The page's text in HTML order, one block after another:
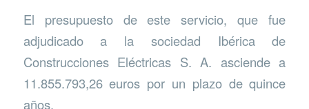
El presupuesto de este servicio, que fue
adjudicado a la sociedad Ibérica de
Construcciones Eléctricas S. A. asciende a
11.855.793,26 euros por un plazo de quince
años.